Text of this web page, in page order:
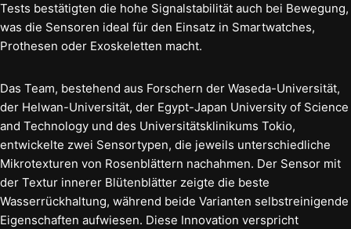
Tests bestätigten die hohe Signalstabilität auch bei Bewegung,
was die Sensoren ideal für den Einsatz in Smartwatches,
Prothesen oder Exoskeletten macht.
Das Team, bestehend aus Forschern der Waseda-Universität,
der Helwan-Universität, der Egypt-Japan University of Science
and Technology und des Universitätsklinikums Tokio,
entwickelte zwei Sensortypen, die jeweils unterschiedliche
Mikrotexturen von Rosenblättern nachahmen. Der Sensor mit
der Textur innerer Blütenblätter zeigte die beste
Wasserrückhaltung, während beide Varianten selbstreinigende
Eigenschaften aufwiesen. Diese Innovation verspricht